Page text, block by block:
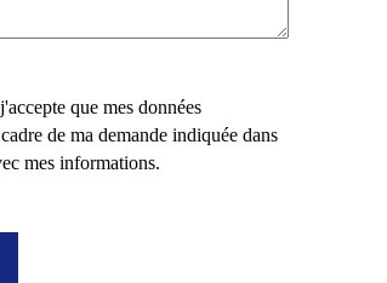
que mes données
de ma demande indiquée dans
mes informations.